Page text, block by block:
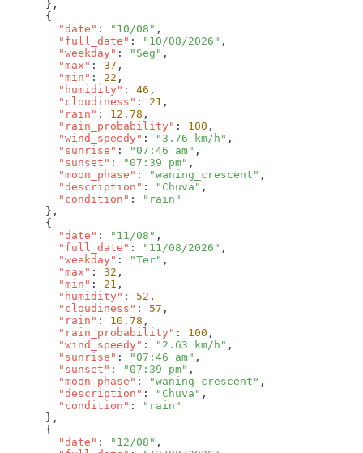
        "date"
: "10/08"
        "full_date"
: "10/08/2026"
        "weekday"
: "Seg"
        "max"
: 37
        "min"
: 22
        "humidity"
: 46
        "cloudiness"
: 21
        "rain"
: 12.78
        "rain_probability"
: 100
        "wind_speedy"
: "3.76 km/h"
        "sunrise"
: "07:46 am"
        "sunset"
: "07:39 pm"
        "moon_phase"
: "waning_crescent"
        "description"
: "Chuva"
        "condition"
:
        "date"
: "11/08"
        "full_date"
: "11/08/2026"
        "weekday"
: "Ter"
        "max"
: 32
        "min"
: 21
        "humidity"
: 52
        "cloudiness"
: 57
        "rain"
: 10.78
        "rain_probability"
: 100
        "wind_speedy"
: "2.63 km/h"
        "sunrise"
: "07:46 am"
        "sunset"
: "07:39 pm"
        "moon_phase"
: "waning_crescent"
        "description"
: "Chuva"
        "condition"
:
        "date"
: "12/08"